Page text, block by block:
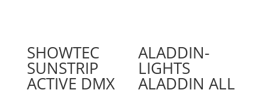
SHOWTEC
SUNSTRIP
ACTIVE DMX
ALADDIN-
LIGHTS
ALADDIN ALL